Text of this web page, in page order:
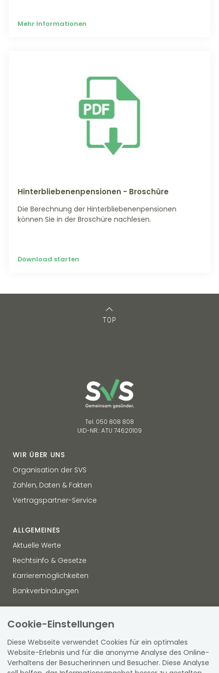
Cookie-Einstellungen
Diese Webseite verwendet Cookies für ein optimales
Website-Erlebnis und für die anonyme Analyse des Online-
Verhaltens der Besucherinnen und Besucher. Diese Analyse
Mehr Informationen
Hinterbliebenenpensionen - Broschüre
Die Berechnung der Hinterbliebenenpensionen
können Sie in der Broschüre nachlesen.
Download starten
TOP
Tel. 050 808 808
UID-NR.: ATU 74620109
WIR ÜBER UNS
Organisation der SVS
Zahlen, Daten & Fakten
Vertragspartner-Service
ALLGEMEINES
Aktuelle Werte
Rechtsinfo & Gesetze
Karrieremöglichkeiten
Bankverbindungen
OFFENLEGUNG
Hinweisgebersystem
Sitemap